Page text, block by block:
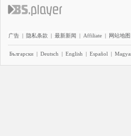
广告 | 隐私条款 | 最新新闻 | Affiliate | 网站地图
Български | Deutsch | English | Español |